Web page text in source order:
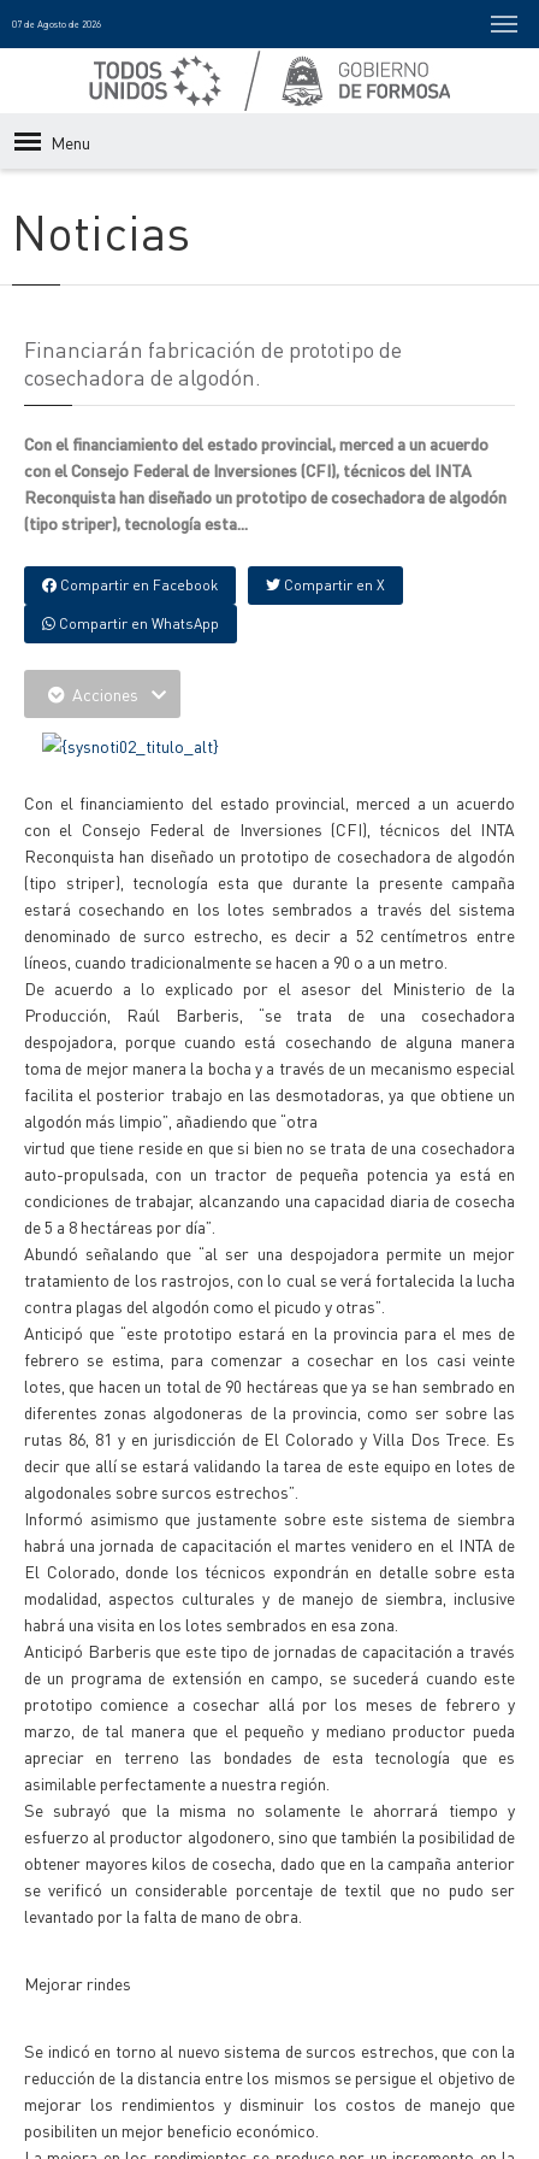
07 de Agosto de 2026
Menu
Noticias
Financiarán fabricación de prototipo de
cosechadora de algodón.
Con el financiamiento del estado provincial, merced a un acuerdo
con el Consejo Federal de Inversiones (CFI), técnicos del INTA
Reconquista han diseñado un prototipo de cosechadora de algodón
(tipo striper), tecnología esta...
Compartir en Facebook Compartir en X
Compartir en WhatsApp
Acciones
Con el financiamiento del estado provincial, merced a un acuerdo
con el Consejo Federal de Inversiones (CFI), técnicos del INTA
Reconquista han diseñado un prototipo de cosechadora de algodón
(tipo striper), tecnología esta que durante la presente campaña
estará cosechando en los lotes sembrados a través del sistema
denominado de surco estrecho, es decir a 52 centímetros entre
líneos, cuando tradicionalmente se hacen a 90 o a un metro.
De acuerdo a lo explicado por el asesor del Ministerio de la
Producción, Raúl Barberis, “se trata de una cosechadora
despojadora, porque cuando está cosechando de alguna manera
toma de mejor manera la bocha y a través de un mecanismo especial
facilita el posterior trabajo en las desmotadoras, ya que obtiene un
algodón más limpio”, añadiendo que “otra
virtud que tiene reside en que si bien no se trata de una cosechadora
auto-propulsada, con un tractor de pequeña potencia ya está en
condiciones de trabajar, alcanzando una capacidad diaria de cosecha
de 5 a 8 hectáreas por día”.
Abundó señalando que “al ser una despojadora permite un mejor
tratamiento de los rastrojos, con lo cual se verá fortalecida la lucha
contra plagas del algodón como el picudo y otras”.
Anticipó que “este prototipo estará en la provincia para el mes de
febrero se estima, para comenzar a cosechar en los casi veinte
lotes, que hacen un total de 90 hectáreas que ya se han sembrado en
diferentes zonas algodoneras de la provincia, como ser sobre las
rutas 86, 81 y en jurisdicción de El Colorado y Villa Dos Trece. Es
decir que allí se estará validando la tarea de este equipo en lotes de
algodonales sobre surcos estrechos”.
Informó asimismo que justamente sobre este sistema de siembra
habrá una jornada de capacitación el martes venidero en el INTA de
El Colorado, donde los técnicos expondrán en detalle sobre esta
modalidad, aspectos culturales y de manejo de siembra, inclusive
habrá una visita en los lotes sembrados en esa zona.
Anticipó Barberis que este tipo de jornadas de capacitación a través
de un programa de extensión en campo, se sucederá cuando este
prototipo comience a cosechar allá por los meses de febrero y
marzo, de tal manera que el pequeño y mediano productor pueda
apreciar en terreno las bondades de esta tecnología que es
asimilable perfectamente a nuestra región.
Se subrayó que la misma no solamente le ahorrará tiempo y
esfuerzo al productor algodonero, sino que también la posibilidad de
obtener mayores kilos de cosecha, dado que en la campaña anterior
se verificó un considerable porcentaje de textil que no pudo ser
levantado por la falta de mano de obra.
Mejorar rindes
Se indicó en torno al nuevo sistema de surcos estrechos, que con la
reducción de la distancia entre los mismos se persigue el objetivo de
mejorar los rendimientos y disminuir los costos de manejo que
posibiliten un mejor beneficio económico.